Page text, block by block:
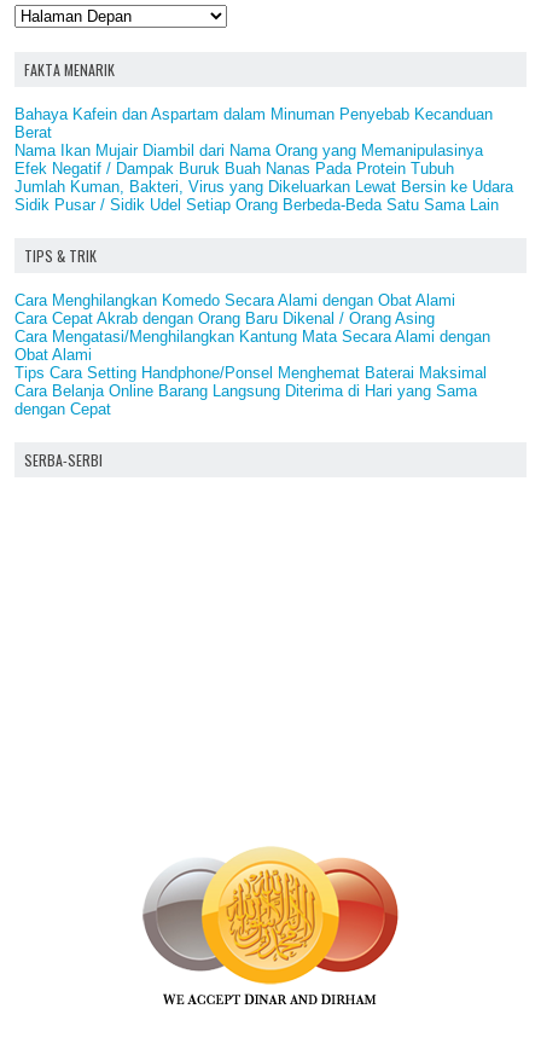
FAKTA MENARIK
Bahaya Kafein dan Aspartam dalam Minuman Penyebab Kecanduan
Berat
Nama Ikan Mujair Diambil dari Nama Orang yang Memanipulasinya
Efek Negatif / Dampak Buruk Buah Nanas Pada Protein Tubuh
Jumlah Kuman, Bakteri, Virus yang Dikeluarkan Lewat Bersin ke Udara
Sidik Pusar / Sidik Udel Setiap Orang Berbeda-Beda Satu Sama Lain
TIPS & TRIK
Cara Menghilangkan Komedo Secara Alami dengan Obat Alami
Cara Cepat Akrab dengan Orang Baru Dikenal / Orang Asing
Cara Mengatasi/Menghilangkan Kantung Mata Secara Alami dengan
Obat Alami
Tips Cara Setting Handphone/Ponsel Menghemat Baterai Maksimal
Cara Belanja Online Barang Langsung Diterima di Hari yang Sama
dengan Cepat
SERBA-SERBI